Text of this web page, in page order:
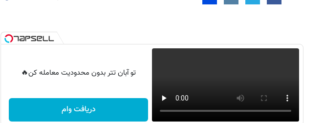
تو آبان تتر بدون محدودیت معامله کن🔥
دریافت وام